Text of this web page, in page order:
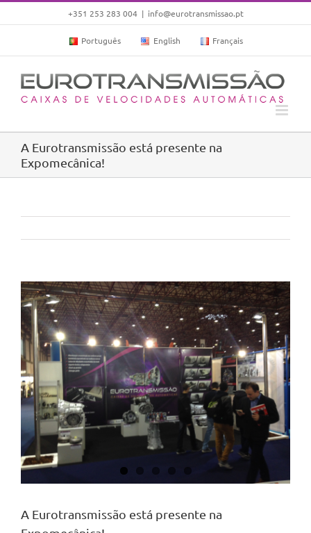
to
+351 253 283 004 | info@eurotransmissao.pt
Português English Français
A Eurotransmissão está presente na
Expomecânica!
View
Larger
Image
A Eurotransmissão está presente na